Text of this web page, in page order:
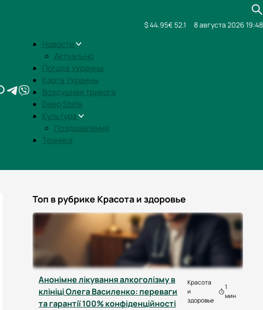
Новости
Актуально
Погода Украины
Карта Украины
Воздушная тривога
Deep State
Культура
Поздравления
Техника
$ 44.95€ 52.1 8 августа 2026 19:48
Топ в рубрике Красота и здоровье
Анонімне лікування алкоголізму в
клініці Олега Василенко: переваги
та гарантії 100% конфіденційності
Красота
и
здоровье
1
мин